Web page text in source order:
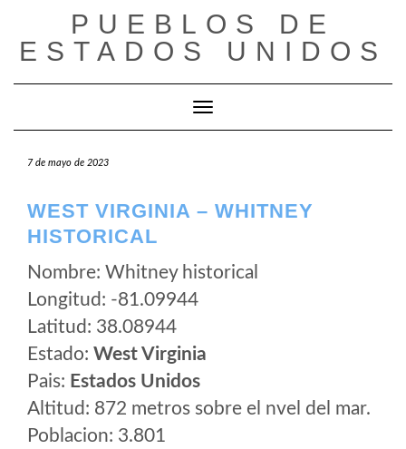
contenido
PUEBLOS DE
ESTADOS UNIDOS
Cambiar modo de navegación
7 de mayo de 2023
WEST VIRGINIA – WHITNEY
HISTORICAL
Nombre: Whitney historical
Longitud: -81.09944
Latitud: 38.08944
Estado: West Virginia
Pais: Estados Unidos
Altitud: 872 metros sobre el nvel del mar.
Poblacion: 3.801